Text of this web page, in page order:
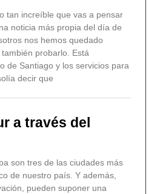
tan increíble que vas a pensar
noticia más propia del día de
nos hemos quedado
probarlo. Está
de Santiago y los servicios para
decir que
a través del
son tres de las ciudades más
de nuestro país. Y además,
pueden suponer una